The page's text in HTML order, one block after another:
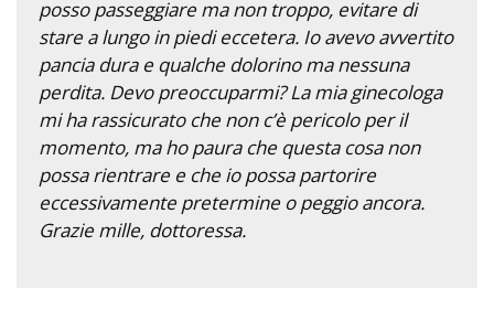
posso passeggiare ma non troppo, evitare di
stare a lungo in piedi eccetera. Io avevo avvertito
pancia dura e qualche dolorino ma nessuna
perdita. Devo preoccuparmi? La mia ginecologa
mi ha rassicurato che non c’è pericolo per il
momento, ma ho paura che questa cosa non
possa rientrare e che io possa partorire
eccessivamente pretermine o peggio ancora.
Grazie mille, dottoressa.